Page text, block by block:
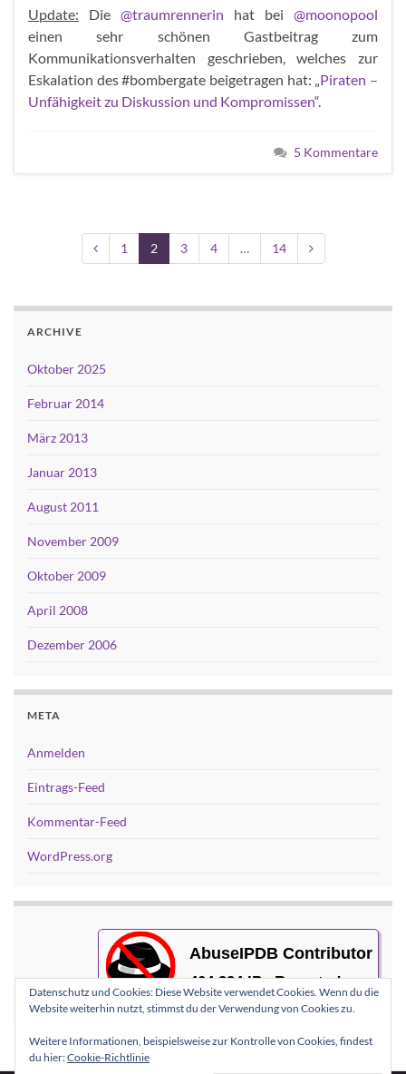
Update: Die @traumrennerin hat bei @moonopool
einen sehr schönen Gastbeitrag zum
Kommunikationsverhalten geschrieben, welches zur
Eskalation des #bombergate beigetragen hat: „Piraten –
Unfähigkeit zu Diskussion und Kompromissen“.
5 Kommentare
1 2 3 4 … 14
ARCHIVE
Oktober 2025
Februar 2014
März 2013
Januar 2013
August 2011
November 2009
Oktober 2009
April 2008
Dezember 2006
META
Anmelden
Eintrags-Feed
Kommentar-Feed
WordPress.org
Datenschutz und Cookies: Diese Website verwendet Cookies. Wenn du die
Website weiterhin nutzt, stimmst du der Verwendung von Cookies zu.
Weitere Informationen, beispielsweise zur Kontrolle von Cookies, findest
du hier:Cookie-Richtlinie